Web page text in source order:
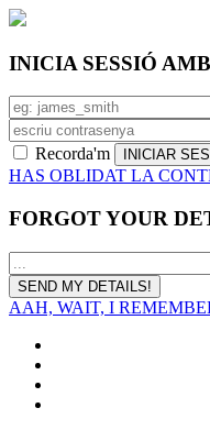
INICIA SESSIÓ
Recorda'm
HAS OBLIDAT LA
FORGOT YOUR
AAH, WAIT, I